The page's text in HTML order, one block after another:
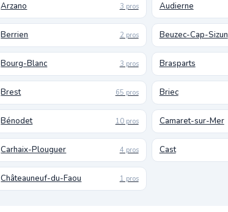
Arzano 3 pros Audierne
Berrien 2 pros Beuzec-Cap-Sizun
Bourg-Blanc 3 pros Brasparts
Brest 65 pros Briec
Bénodet 10 pros Camaret-sur-Mer
Carhaix-Plouguer 4 pros Cast
Châteauneuf-du-Faou 1 pros